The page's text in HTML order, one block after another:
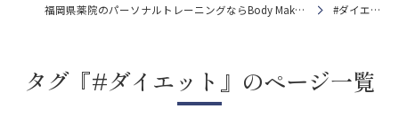
福岡県薬院のパーソナルトレーニングならBody Make Studio k.field #ダイエット
タグ『#ダイエット』のページ一覧